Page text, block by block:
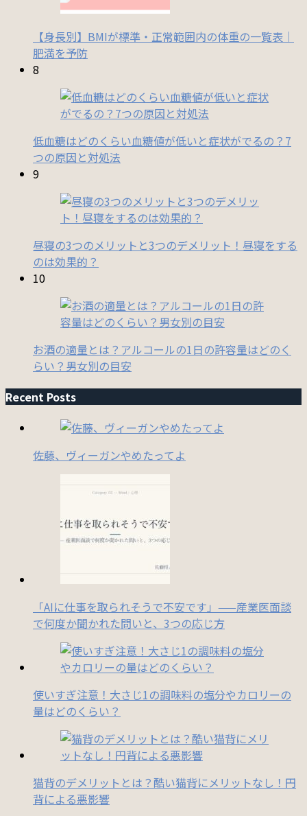
【身長別】BMIが標準・正常範囲内の体重の一覧表｜
肥満を予防
8
低血糖はどのくらい血糖値が低いと症状がでるの？7
つの原因と対処法
9
昼寝の3つのメリットと3つのデメリット！昼寝をする
のは効果的？
10
お酒の適量とは？アルコールの1日の許容量はどのく
らい？男女別の目安
Recent Posts
佐藤、ヴィーガンやめたってよ
「AIに仕事を取られそうで不安です」——産業医面談
で何度か聞かれた問いと、3つの応じ方
使いすぎ注意！大さじ1の調味料の塩分やカロリーの
量はどのくらい？
猫背のデメリットとは？酷い猫背にメリットなし！円
背による悪影響